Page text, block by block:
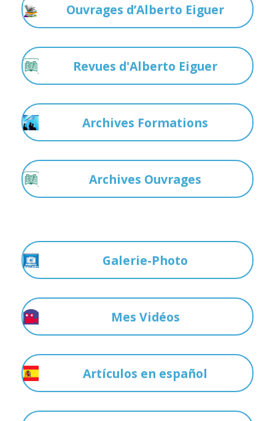
Ouvrages d’Alberto Eiguer
Revues d'Alberto Eiguer
Archives Formations
Archives Ouvrages
Galerie-Photo
Mes Vidéos
Artículos en español